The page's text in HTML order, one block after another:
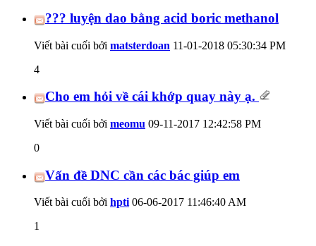
??? luyện dao bằng acid boric methanol
Viết bài cuối bởi matsterdoan 11-01-2018 05:30:34 PM
4
Cho em hỏi về cái khớp quay này ạ.
Viết bài cuối bởi meomu 09-11-2017 12:42:58 PM
0
Vấn đề DNC cần các bác giúp em
Viết bài cuối bởi hpti06-06-2017 11:46:40 AM
1